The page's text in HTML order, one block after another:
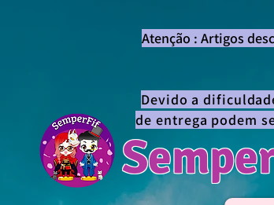
Atenção : Artigos
Devido a
de entrega podem